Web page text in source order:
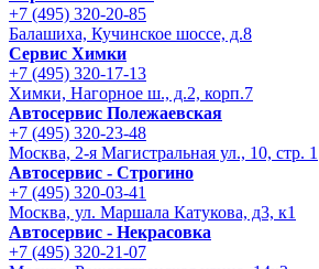
+7 (495) 320-20-85
Балашиха, Кучинское шоссе, д.8
Сервис Химки
+7 (495) 320-17-13
Химки, Нагорное ш., д.2, корп.7
Автосервис Полежаевская
+7 (495) 320-23-48
Москва, 2-я Магистральная ул., 10, стр. 1
Автосервис - Строгино
+7 (495) 320-03-41
Москва, ул. Маршала Катукова, д3, к1
Автосервис - Некрасовка
+7 (495) 320-21-07